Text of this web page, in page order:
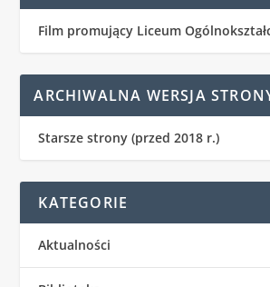
Film promujący Liceum
ARCHIWALNA WERSJA
Starsze strony (przed 2018 r.)
KATEGORIE
Aktualności